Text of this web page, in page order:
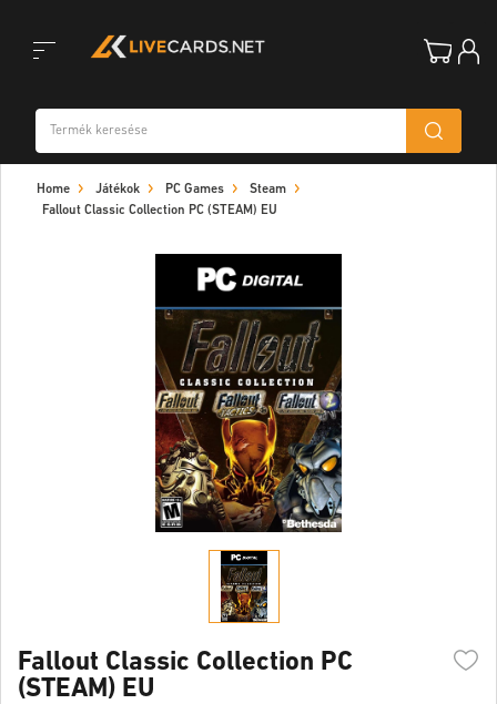
navigation
Home Játékok PC Games
Steam
Fallout Classic Collection PC (STEAM) EU
Fallout Classic Collection PC
(STEAM) EU